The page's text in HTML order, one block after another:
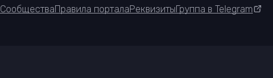
СообществаПравила порталаРеквизитыГруппа в Telegram